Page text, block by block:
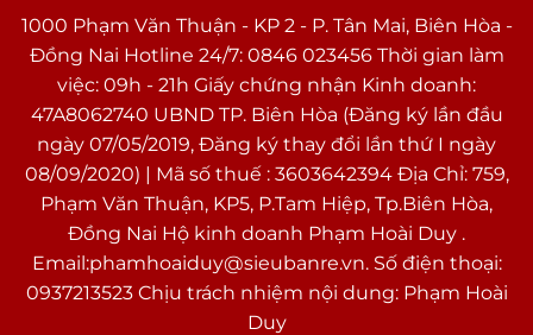
1000 Phạm Văn Thuận - KP 2 - P. Tân Mai, Biên Hòa -
Đồng Nai Hotline 24/7: 0846 023456 Thời gian làm
việc: 09h - 21h Giấy chứng nhận Kinh doanh:
47A8062740 UBND TP. Biên Hòa (Đăng ký lần đầu
ngày 07/05/2019, Đăng ký thay đổi lần thứ I ngày
08/09/2020) | Mã số thuế : 3603642394 Địa Chỉ: 759,
Phạm Văn Thuận, KP5, P.Tam Hiệp, Tp.Biên Hòa,
Đồng Nai Hộ kinh doanh Phạm Hoài Duy .
Email:phamhoaiduy@sieubanre.vn. Số điện thoại:
0937213523 Chịu trách nhiệm nội dung: Phạm Hoài
Duy